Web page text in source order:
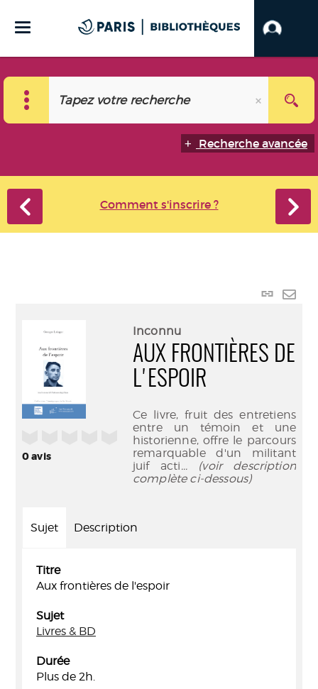
Recherche avancée
Comment s'inscrire ?
Lien
mail
0avis
Inconnu
AUX FRONTIÈRES DE
L'ESPOIR
Ce livre, fruit des entretiens
entre un témoin et une
historienne, offre le parcours
remarquable d'un militant
juif acti... (voir description
complète ci-dessous)
Sujet Description
Titre
Aux frontières de l'espoir
Sujet
Livres & BD
Durée
Plus de 2h.